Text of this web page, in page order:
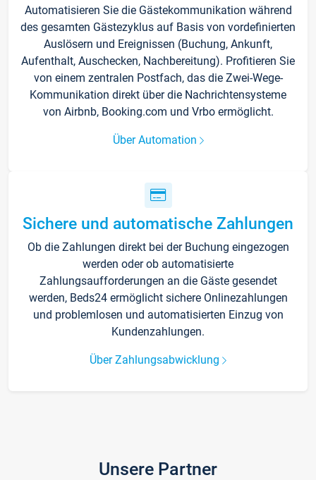
Automatisieren Sie die Gästekommunikation während
des gesamten Gästezyklus auf Basis von vordefinierten
Auslösern und Ereignissen (Buchung, Ankunft,
Aufenthalt, Auschecken, Nachbereitung). Profitieren Sie
von einem zentralen Postfach, das die Zwei-Wege-
Kommunikation direkt über die Nachrichtensysteme
von Airbnb, Booking.com und Vrbo ermöglicht.
Über Automation
Sichere und automatische Zahlungen
Ob die Zahlungen direkt bei der Buchung eingezogen
werden oder ob automatisierte
Zahlungsaufforderungen an die Gäste gesendet
werden, Beds24 ermöglicht sichere Onlinezahlungen
und problemlosen und automatisierten Einzug von
Kundenzahlungen.
Über Zahlungsabwicklung
Unsere Partner